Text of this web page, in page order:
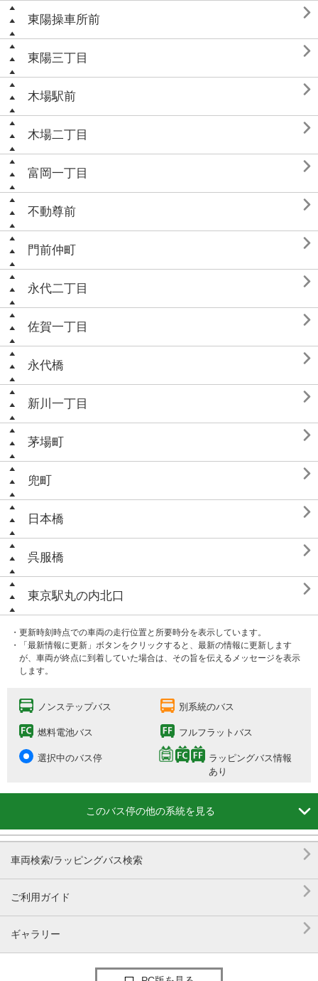
東陽操車所前 
東陽三丁目 
木場駅前 
木場二丁目 
富岡一丁目 
不動尊前 
門前仲町 
永代二丁目 
佐賀一丁目 
永代橋 
新川一丁目 
茅場町 
兜町 
日本橋 
呉服橋 
東京駅丸の内北口 
・更新時刻時点での車両の走行位置と所要時分を表示しています。
・「最新情報に更新」ボタンをクリックすると、最新の情報に更新します
が、車両が終点に到着していた場合は、その旨を伝えるメッセージを表示
します。
ノンステップバス 別系統のバス
燃料電池バス フルフラットバス
選択中のバス停
ラッピングバス情報
あり
このバス停の他の系統を見る 
車両検索/ラッピングバス検索 
ご利用ガイド 
ギャラリー 